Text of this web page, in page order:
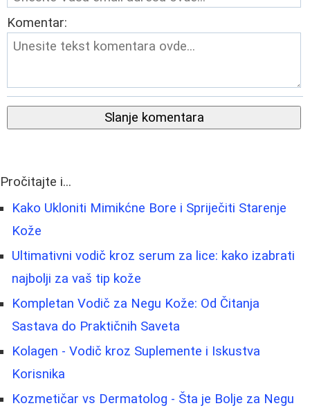
Komentar:
Slanje komentara
Pročitajte i...
Kako Ukloniti Mimikćne Bore i Spriječiti Starenje
Kože
Ultimativni vodič kroz serum za lice: kako izabrati
najbolji za vaš tip kože
Kompletan Vodič za Negu Kože: Od Čitanja
Sastava do Praktičnih Saveta
Kolagen - Vodič kroz Suplemente i Iskustva
Korisnika
Kozmetičar vs Dermatolog - Šta je Bolje za Negu